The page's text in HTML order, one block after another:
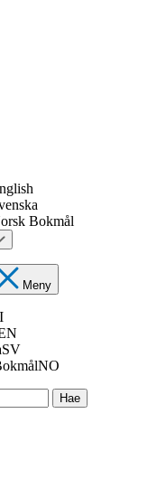
Bokmål
Meny
SV
NO
Hae